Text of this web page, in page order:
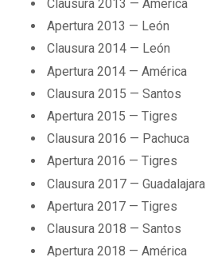
Clausura 2013 — América
Apertura 2013 — León
Clausura 2014 — León
Apertura 2014 — América
Clausura 2015 — Santos
Apertura 2015 — Tigres
Clausura 2016 — Pachuca
Apertura 2016 — Tigres
Clausura 2017 — Guadalajara
Apertura 2017 — Tigres
Clausura 2018 — Santos
Apertura 2018 — América